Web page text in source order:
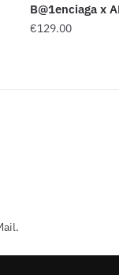
B@1enciaga x
€129.00